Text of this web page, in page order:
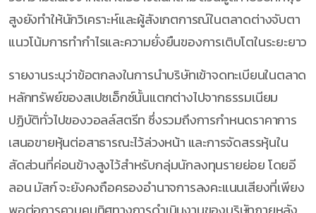
สูงยังทำให้นักวิเคราะห์และผู้สังเกตการณ์ในตลาดต่างจับตา
แนวโน้มการทำกำไรและความยั่งยืนของการเติบโตในระยะยาว
รายงานระบุว่าข้อตกลงในการนำบริษัทเข้าจดทะเบียนในตลาด
หลักทรัพย์ของสเปซเอ็กซ์นั้นแตกต่างไปจากธรรมเนียม
ปฏิบัติทั่วไปของวอลล์สตรีท ซึ่งรวมถึงการกำหนดราคาการ
เสนอขายหุ้นต่อสาธารณะไว้ล่วงหน้า และการจัดสรรหุ้นใน
สัดส่วนที่ค่อนข้างสูงไว้สำหรับกลุ่มนักลงทุนรายย่อย โดยอี
ลอน มัสก์ จะยังคงถือครองอำนาจการลงคะแนนเสียงที่เพียง